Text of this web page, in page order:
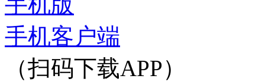
手机客户端
（扫码下载APP）